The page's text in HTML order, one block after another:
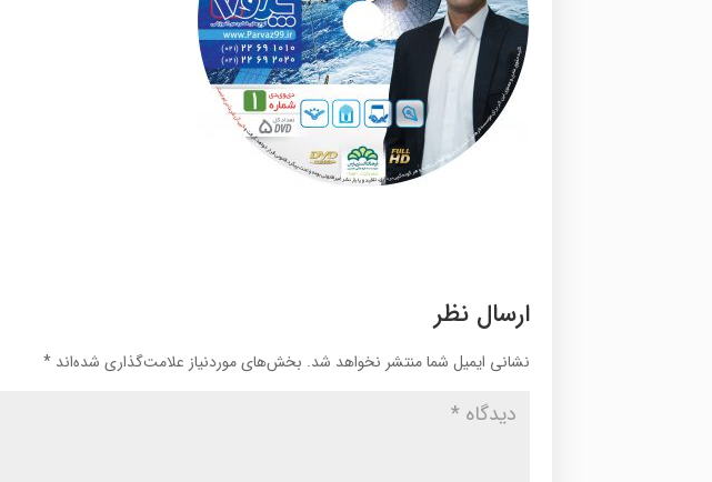
ارسال نظر
نشانی ایمیل شما منتشر نخواهد شد. بخش‌های موردنیاز علامت‌گذاری شده‌اند*